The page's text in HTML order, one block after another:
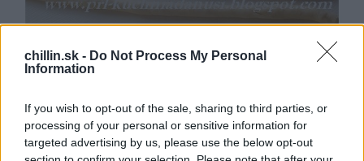
chillin.sk - Do Not Process My Personal
Information
If you wish to opt-out of the sale, sharing to third parties, or
processing of your personal or sensitive information for
targeted advertising by us, please use the below opt-out
a
c
h
o
r
: